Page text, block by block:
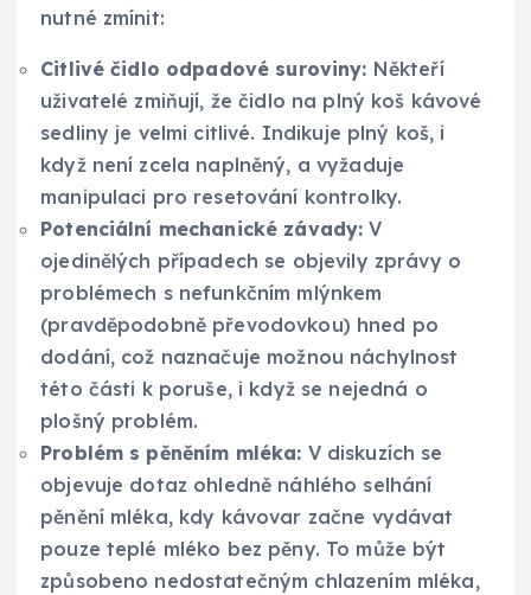
nutné zmínit:
Citlivé čidlo odpadové suroviny: Někteří
uživatelé zmiňují, že čidlo na plný koš kávové
sedliny je velmi citlivé. Indikuje plný koš, i
když není zcela naplněný, a vyžaduje
manipulaci pro resetování kontrolky.
Potenciální mechanické závady: V
ojedinělých případech se objevily zprávy o
problémech s nefunkčním mlýnkem
(pravděpodobně převodovkou) hned po
dodání, což naznačuje možnou náchylnost
této části k poruše, i když se nejedná o
plošný problém.
Problém s pěněním mléka: V diskuzích se
objevuje dotaz ohledně náhlého selhání
pěnění mléka, kdy kávovar začne vydávat
pouze teplé mléko bez pěny. To může být
způsobeno nedostatečným chlazením mléka,